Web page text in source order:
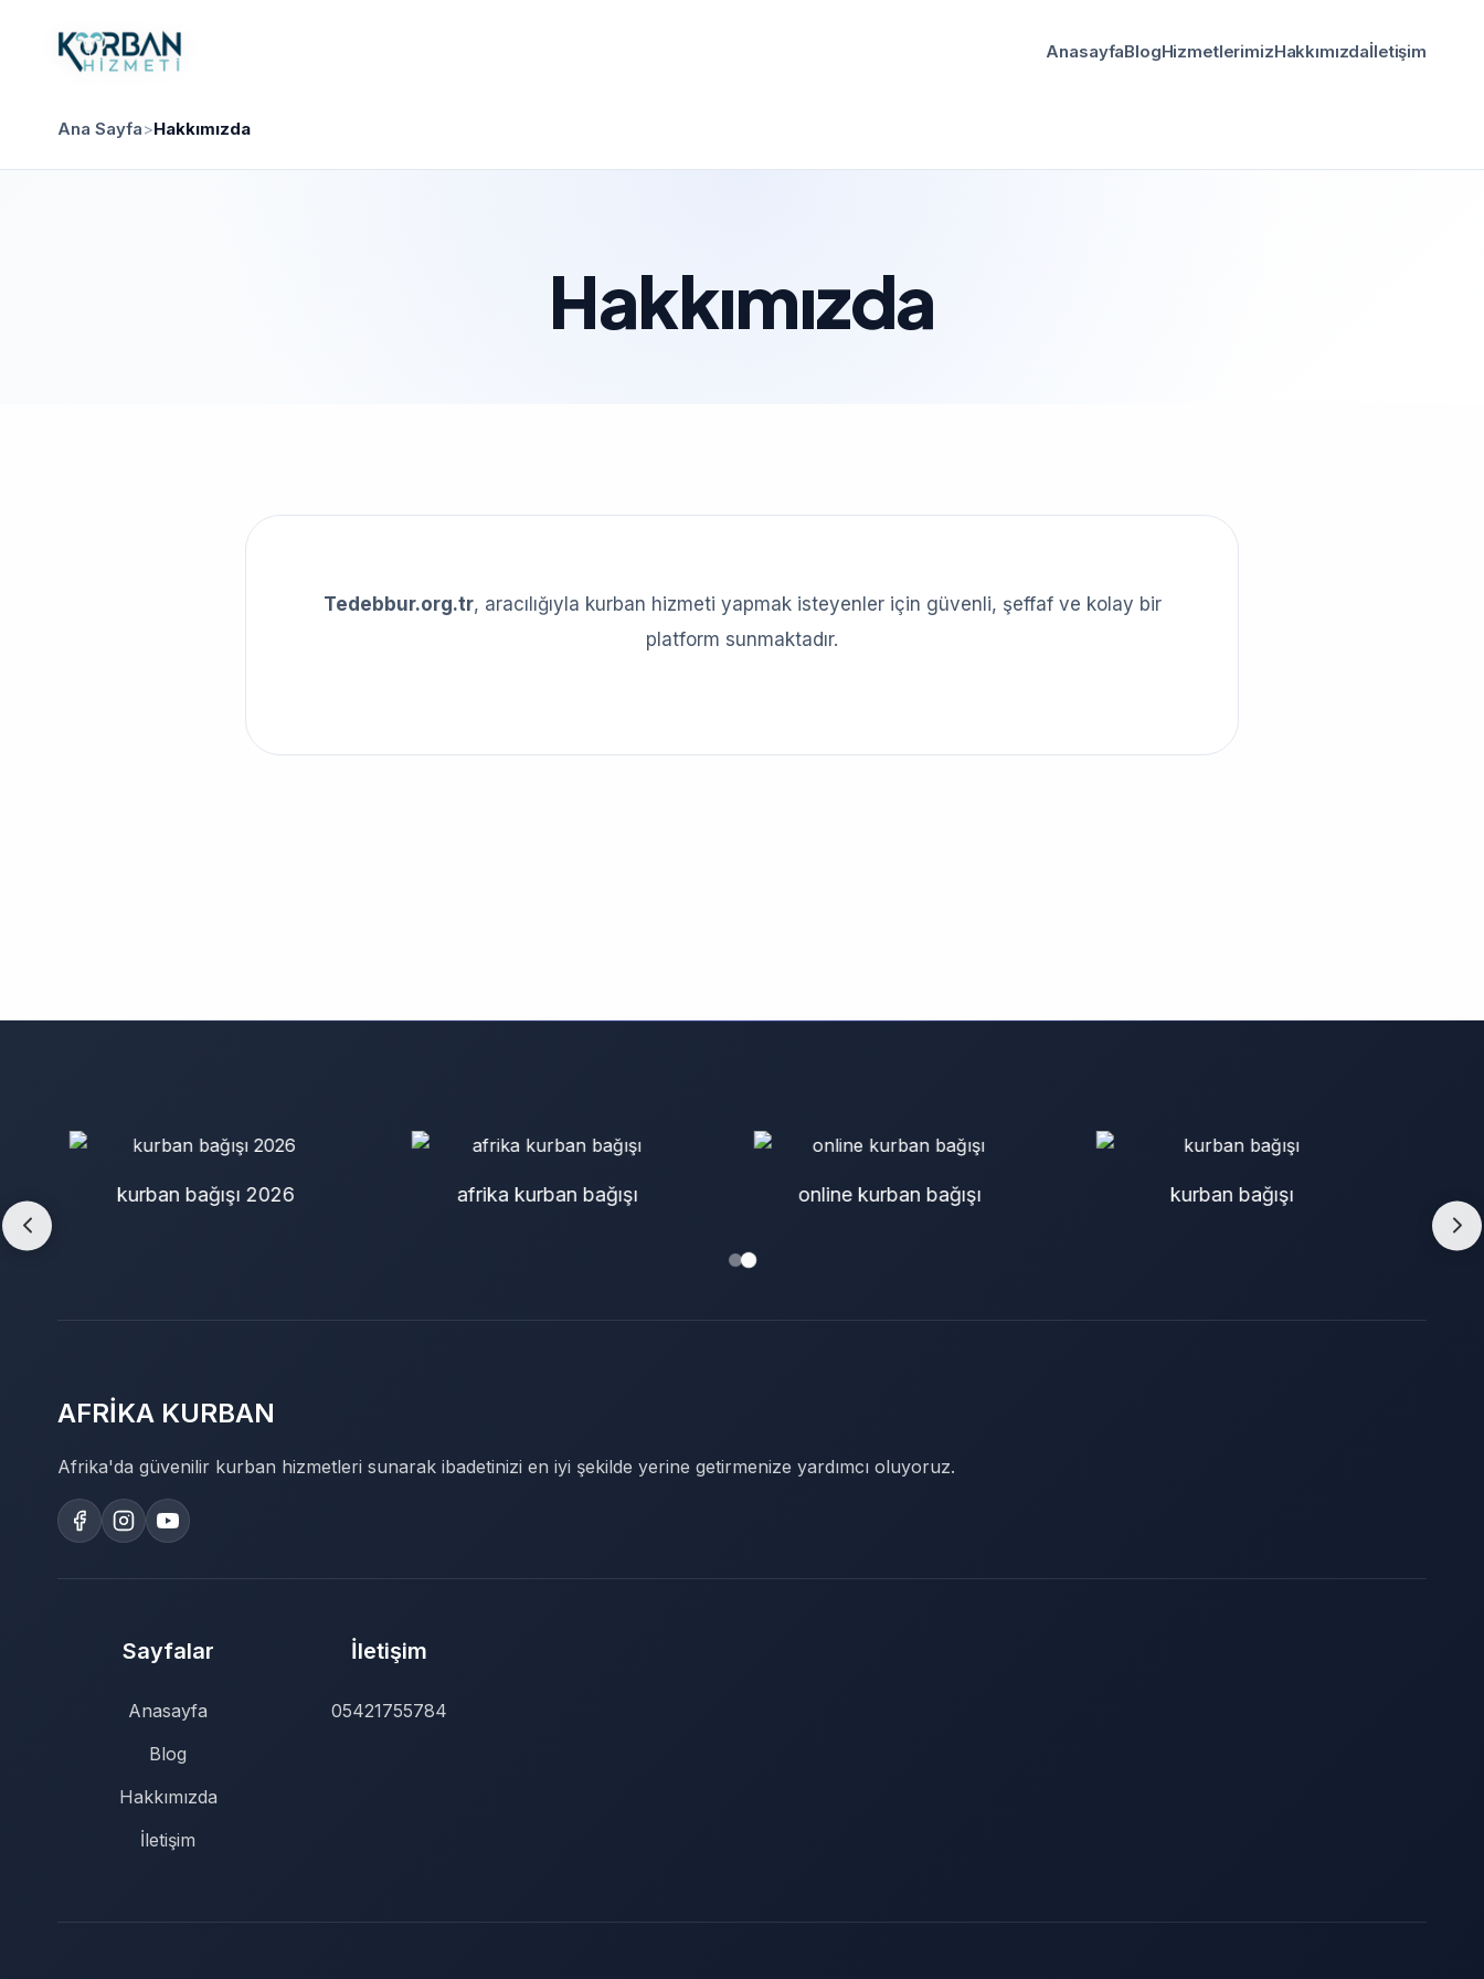
AnasayfaBlogHizmetlerimizHakkımızdaİletişim
Ana Sayfa>Hakkımızda
Hakkımızda
Tedebbur.org.tr, aracılığıyla kurban hizmeti yapmak isteyenler için güvenli, şeffaf ve kolay bir
platform sunmaktadır.
afrika kurban bağışı online kurban bağışı kurban bağışı adak kurbanı
AFRİKA KURBAN
Afrika'da güvenilir kurban hizmetleri sunarak ibadetinizi en iyi şekilde yerine getirmenize yardımcı oluyoruz.
Sayfalar
Anasayfa
Blog
Hakkımızda
İletişim
İletişim
05421755784